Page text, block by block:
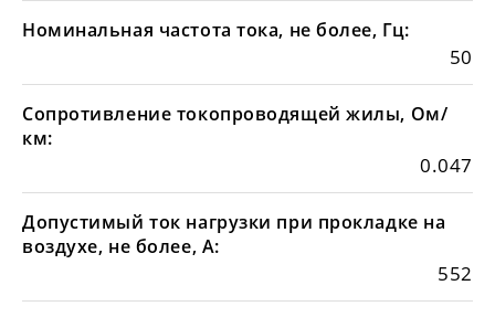
Номинальная частота тока, не более, Гц:
50
Сопротивление токопроводящей жилы, Ом/
км:
0.047
Допустимый ток нагрузки при прокладке на
воздухе, не более, А:
552